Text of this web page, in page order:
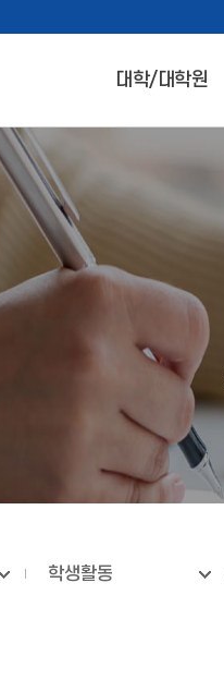
대학/대학원
학생활동